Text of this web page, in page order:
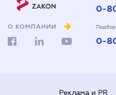
О КОМПАНИИ
0-
0-
Реклама и PR